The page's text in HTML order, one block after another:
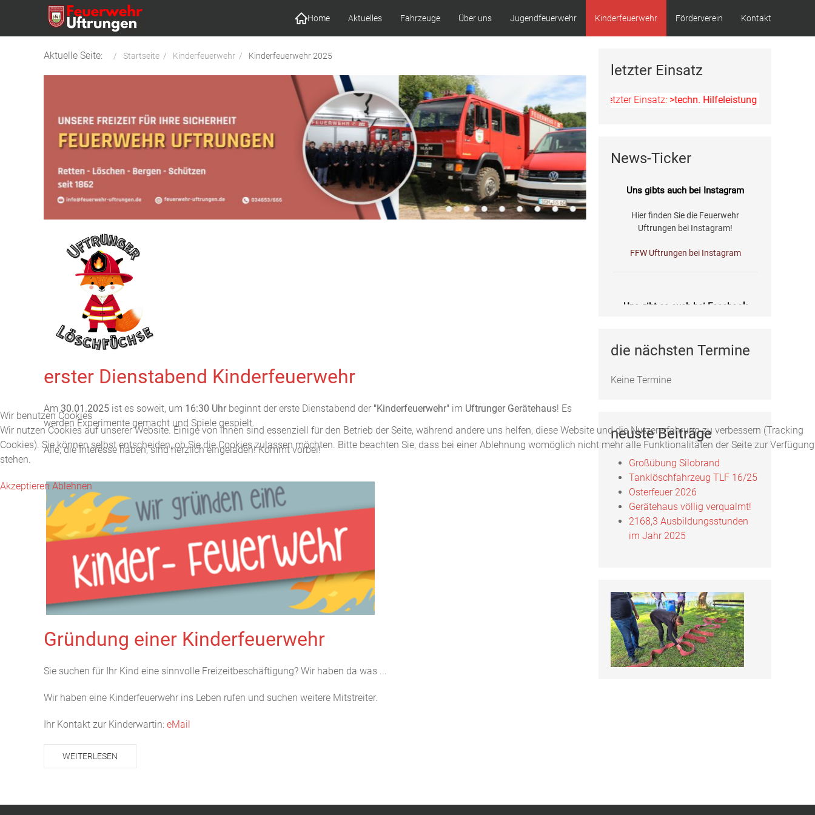
Home Aktuelles Fahrzeuge Über uns Jugendfeuerwehr Kinderfeuerwehr Förderverein Kontakt
Aktuelle Seite: Startseite Kinderfeuerwehr Kinderfeuerwehr 2025
erster Dienstabend Kinderfeuerwehr
Am 30.01.2025 ist es soweit, um 16:30 Uhrbeginnt der erste Dienstabend der "Kinderfeuerwehr" im Uftrunger Gerätehaus! Es
werden Experimente gemacht und Spiele gespielt.
Alle, die Interesse haben, sind herzlich eingeladen! Kommt vorbei!
Gründung einer Kinderfeuerwehr
Sie suchen für Ihr Kind eine sinnvolle Freizeitbeschäftigung? Wir haben da was ...
Wir haben eine Kinderfeuerwehr ins Leben rufen und suchen weitere Mitstreiter.
Ihr Kontakt zur Kinderwartin: eMail
WEITERLESEN
letzter Einsatz
Letzter Einsatz:>techn. Hilfeleistung - Ölspur<
News-Ticker
Uns gibts auch bei Instagram
Hier finden Sie die Feuerwehr
Uftrungen bei Instagram!
FFW Uftrungen bei Instagram
Uns gibt es auch bei Facebook
Facebookseite!
die nächsten Termine
Keine Termine
neuste Beiträge
Großübung Silobrand
Tanklöschfahrzeug TLF 16/25
Osterfeuer 2026
Gerätehaus völlig verqualmt!
2168,3 Ausbildungsstunden
im Jahr 2025
Wir benutzen Cookies
Wir nutzen Cookies auf unserer Website. Einige von ihnen sind essenziell für den Betrieb der Seite, während andere uns helfen, diese Website und die Nutzererfahrung zu verbessern (Tracking
Cookies). Sie können selbst entscheiden, ob Sie die Cookies zulassen möchten. Bitte beachten Sie, dass bei einer Ablehnung womöglich nicht mehr alle Funktionalitäten der Seite zur Verfügung
stehen.
Akzeptieren Ablehnen